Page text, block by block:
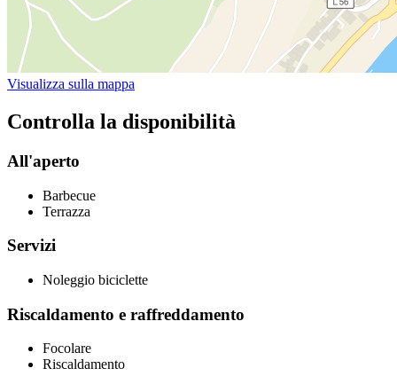
Visualizza sulla mappa
Controlla la disponibilità
All'aperto
Barbecue
Terrazza
Servizi
Noleggio biciclette
Riscaldamento e raffreddamento
Focolare
Riscaldamento